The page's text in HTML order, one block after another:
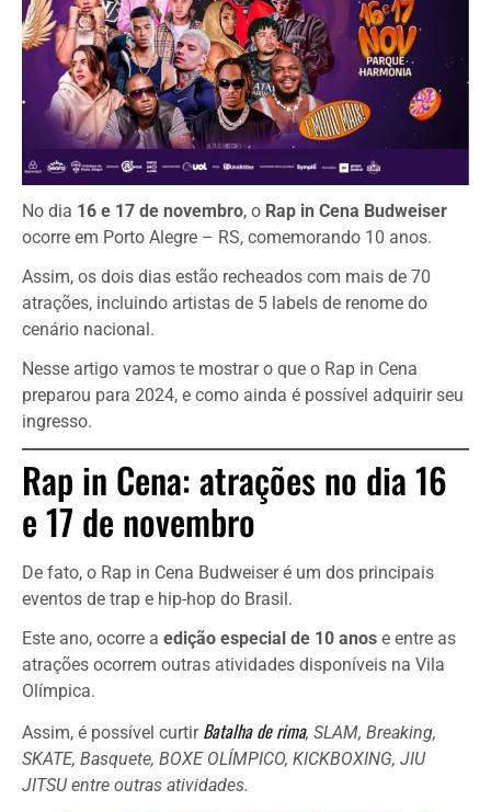
No dia 16 e 17 de novembro, o Rap in Cena Budweiser
ocorre em Porto Alegre – RS, comemorando 10 anos.
Assim, os dois dias estão recheados com mais de 70
atrações, incluindo artistas de 5 labels de renome do
cenário nacional.
Nesse artigo vamos te mostrar o que o Rap in Cena
preparou para 2024, e como ainda é possível adquirir seu
ingresso.
Rap in Cena: atrações no dia 16
e 17 de novembro
De fato, o Rap in Cena Budweiser é um dos principais
eventos de trap e hip-hop do Brasil.
Este ano, ocorre a edição especial de 10 anos e entre as
atrações ocorrem outras atividades disponíveis na Vila
Olímpica.
Assim, é possível curtir Batalha de rima, SLAM, Breaking,
SKATE, Basquete, BOXE OLÍMPICO, KICKBOXING, JIU
JITSU entre outras atividades.